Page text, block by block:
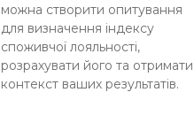
можна створити опитування
для визначення індексу
споживчої лояльності,
розрахувати його та отримати
контекст ваших результатів.